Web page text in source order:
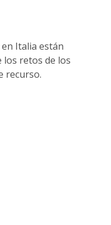
Italia están
los retos de los
recurso.